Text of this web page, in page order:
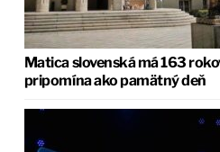
Matica slovenská má 163
pripomína ako pamätný deň